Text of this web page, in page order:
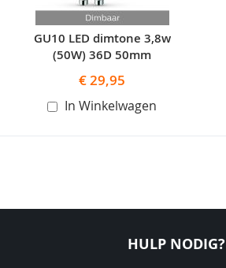
GU10 LED dimtone 3,8w
(50W) 36D 50mm
€ 29,95
In Winkelwagen
HULP NODIG?